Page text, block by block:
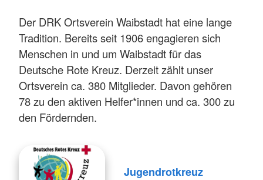
Der DRK Ortsverein Waibstadt hat eine lange
Tradition. Bereits seit 1906 engagieren sich
Menschen in und um Waibstadt für das
Deutsche Rote Kreuz. Derzeit zählt unser
Ortsverein ca. 380 Mitglieder. Davon gehören
78 zu den aktiven Helfer*innen und ca. 300 zu
den Fördernden.
Jugendrotkreuz